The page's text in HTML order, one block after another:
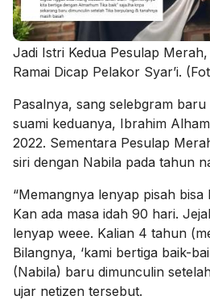
Jadi Istri Kedua Pesulap
Ramai Dicap Pelakor Syar’i.
Pasalnya, sang selebgram
suami keduanya, Ibrahim
2022. Sementara Pesulap
siri dengan Nabila pada tahun
“Memangnya lenyap pisah bisa
Kan ada masa idah 90 hari.
lenyap weee. Kalian 4 tahun
Bilangnya, ‘kami bertiga baik-
(Nabila) baru dimunculin
ujar netizen tersebut.